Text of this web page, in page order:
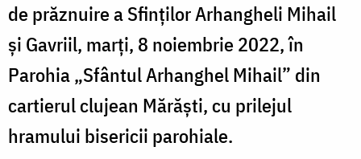
de prăznuire a Sfinților Arhangheli Mihail
și Gavriil, marți, 8 noiembrie 2022, în
Parohia „Sfântul Arhanghel Mihail” din
cartierul clujean Mărăști, cu prilejul
hramului bisericii parohiale.